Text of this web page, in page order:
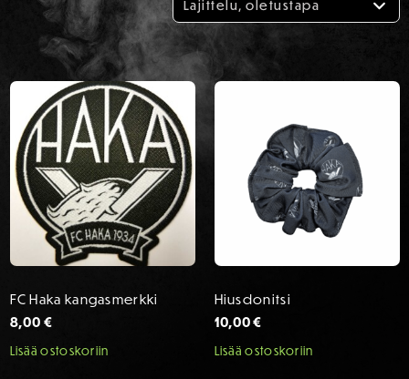
FC Haka kangasmerkki
8,00 €
Lisää ostoskoriin
Hiusdonitsi
10,00€
Lisää ostoskoriin